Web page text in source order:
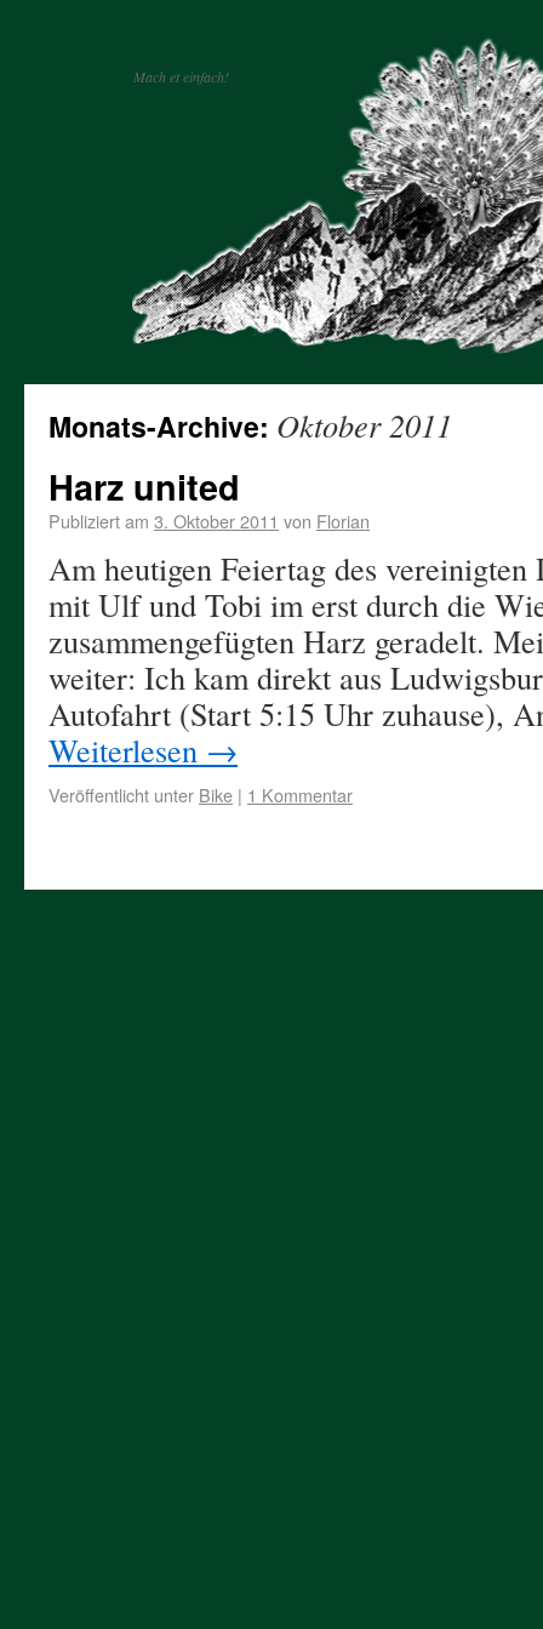
Mach et einfach!
Monats-Archive: Oktober 2011
Harz united
Publiziert am 3. Oktober 2011 von Florian
Am heutigen Feiertag des vereinigten
mit Ulf und Tobi im erst durch die
zusammengefügten Harz geradelt.
weiter: Ich kam direkt aus
Autofahrt (Start 5:15 Uhr zuhause),
Weiterlesen →
Veröffentlicht unter Bike | 1 Kommentar